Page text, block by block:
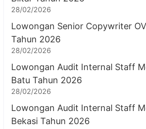
28/02/2026
Lowongan Senior Copywriter
Tahun 2026
28/02/2026
Lowongan Audit Internal Staff
Batu Tahun 2026
28/02/2026
Lowongan Audit Internal Staff
Bekasi Tahun 2026